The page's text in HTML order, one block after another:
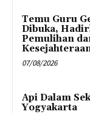
Temu Guru
Dibuka,
Pemulihan
07/08/2026
Api Dalam
Yogyakarta